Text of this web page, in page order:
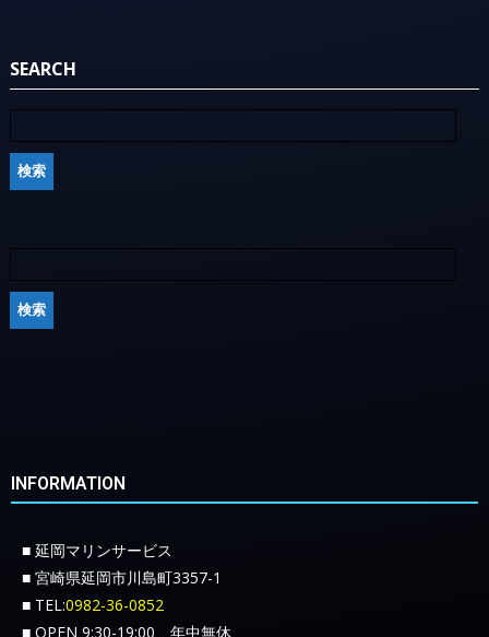
SEARCH
INFORMATION
■ 延岡マリンサービス
■ 宮崎県延岡市川島町3357-1
■ TEL:0982-36-0852
■ OPEN 9:30-19:00 年中無休